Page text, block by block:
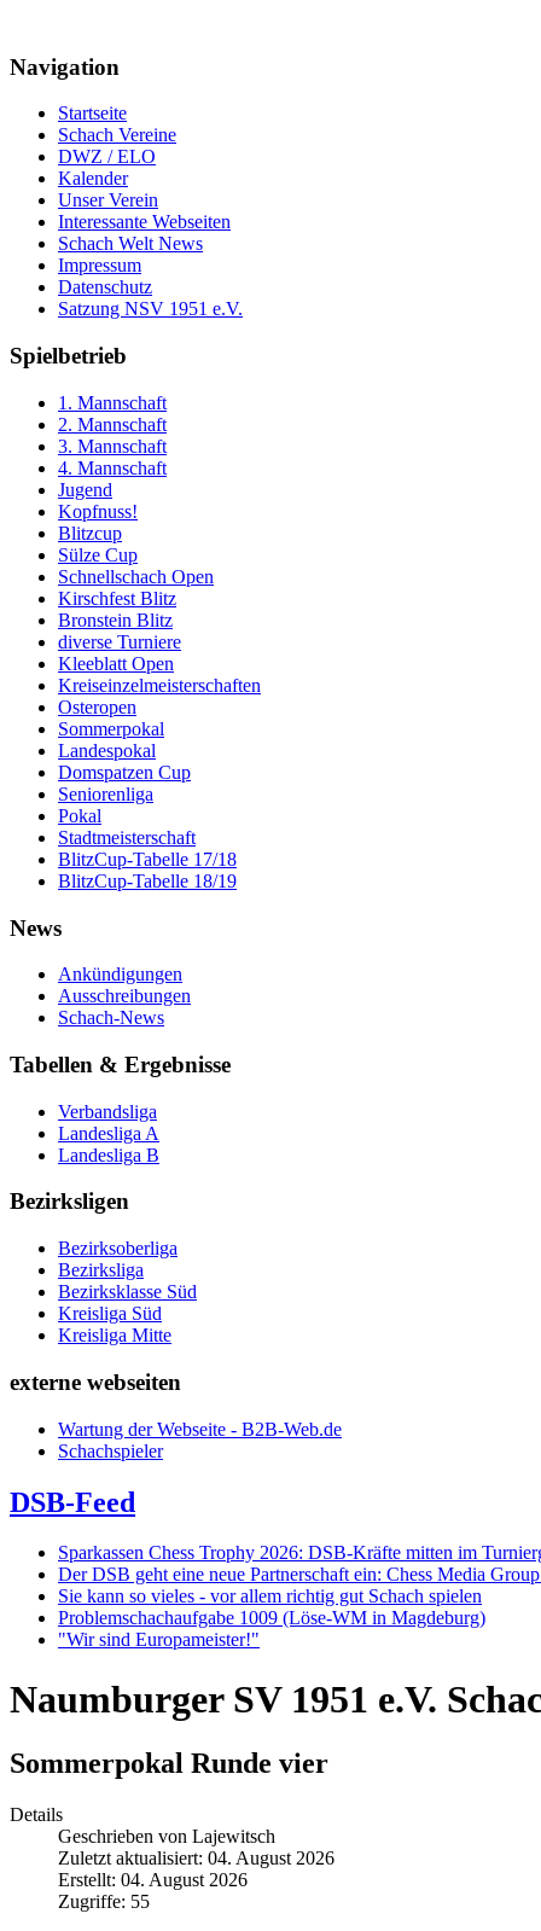
Navigation
Startseite
Schach Vereine
DWZ / ELO
Kalender
Unser Verein
Interessante Webseiten
Schach Welt News
Impressum
Datenschutz
Satzung NSV 1951 e.V.
Spielbetrieb
1. Mannschaft
2. Mannschaft
3. Mannschaft
4. Mannschaft
Jugend
Kopfnuss!
Blitzcup
Sülze Cup
Schnellschach Open
Kirschfest Blitz
Bronstein Blitz
diverse Turniere
Kleeblatt Open
Kreiseinzelmeisterschaften
Osteropen
Sommerpokal
Landespokal
Domspatzen Cup
Seniorenliga
Pokal
Stadtmeisterschaft
BlitzCup-Tabelle 17/18
BlitzCup-Tabelle 18/19
News
Ankündigungen
Ausschreibungen
Schach-News
Tabellen & Ergebnisse
Verbandsliga
Landesliga A
Landesliga B
Bezirksligen
Bezirksoberliga
Bezirksliga
Bezirksklasse Süd
Kreisliga Süd
Kreisliga Mitte
externe webseiten
Wartung der Webseite - B2B-Web.de
Schachspieler
DSB-Feed
Sparkassen Chess Trophy 2026: DSB-Kräfte mitten im
Der DSB geht eine neue Partnerschaft ein: Chess Media
Sie kann so vieles - vor allem richtig gut Schach spielen
Problemschachaufgabe 1009 (Löse-WM in Magdeburg)
"Wir sind Europameister!"
Naumburger SV 1951 e.V.
Sommerpokal Runde vier
Details
Geschrieben von Lajewitsch
Zuletzt aktualisiert: 04. August 2026
Erstellt: 04. August 2026
Zugriffe: 55